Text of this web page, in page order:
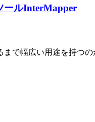
ールInterMapper
で幅広い用途を持つの